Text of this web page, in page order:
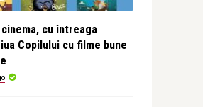
cu întreaga
Copilului cu filme bune